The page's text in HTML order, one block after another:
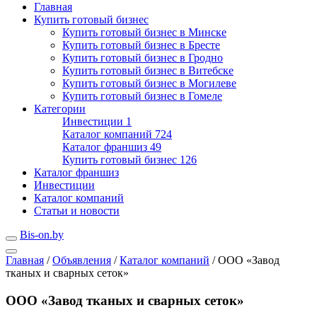
Главная
Купить готовый бизнес
Купить готовый бизнес в Минске
Купить готовый бизнес в Бресте
Купить готовый бизнес в Гродно
Купить готовый бизнес в Витебске
Купить готовый бизнес в Могилеве
Купить готовый бизнес в Гомеле
Категории
Инвестиции 1
Каталог компаний 724
Каталог франшиз 49
Купить готовый бизнес 126
Каталог франшиз
Инвестиции
Каталог компаний
Статьи и новости
Bis-on.by
Главная / Объявления / Каталог компаний /ООО «Завод
тканых и сварных сеток»
ООО «Завод тканых и сварных сеток»